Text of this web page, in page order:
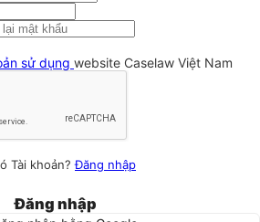
sử dụng website Caselaw Việt Nam
Tài khoản?Đăng nhập
Đăng nhập